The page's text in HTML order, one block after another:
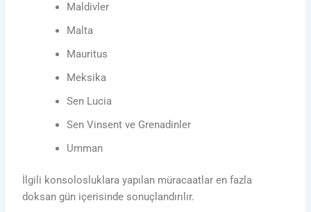
Maldivler
Malta
Mauritus
Meksika
Sen Lucia
Sen Vinsent ve Grenadinler
Umman
İlgili konsolosluklara yapılan müracaatlar en fazla
doksan gün içerisinde sonuçlandırılır.